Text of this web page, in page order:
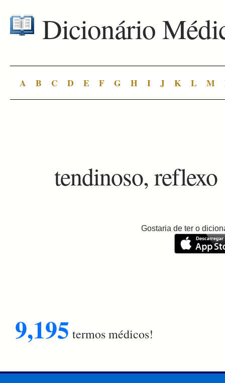
Dicionário
A B C D E F G H I J K L M
tendinoso, reflexo
Gostaria de ter o
9,195 termos médicos!